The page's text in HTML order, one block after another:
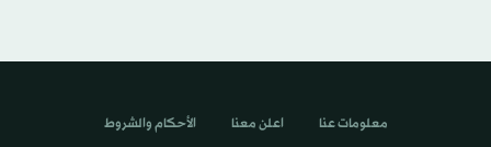
معلومات عنا اعلن معنا الأحكام والشروط